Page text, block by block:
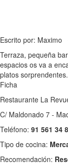
Escrito por: Maximo
Terraza, pequeña
espacios os va a
platos
Ficha
Restaurante La
C/ Maldonado 7 -
Teléfono: 91 561 34
Tipo de cocina:
Recomendación: